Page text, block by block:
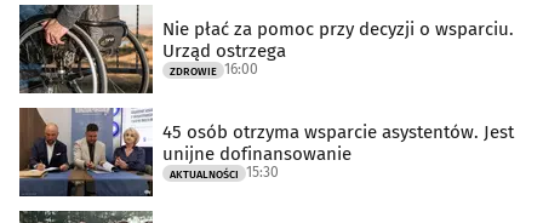
Nie płać za pomoc przy decyzji o wsparciu.
Urząd ostrzega
ZDROWIE 16:00
45 osób otrzyma wsparcie asystentów. Jest
unijne dofinansowanie
AKTUALNOŚCI 15:30